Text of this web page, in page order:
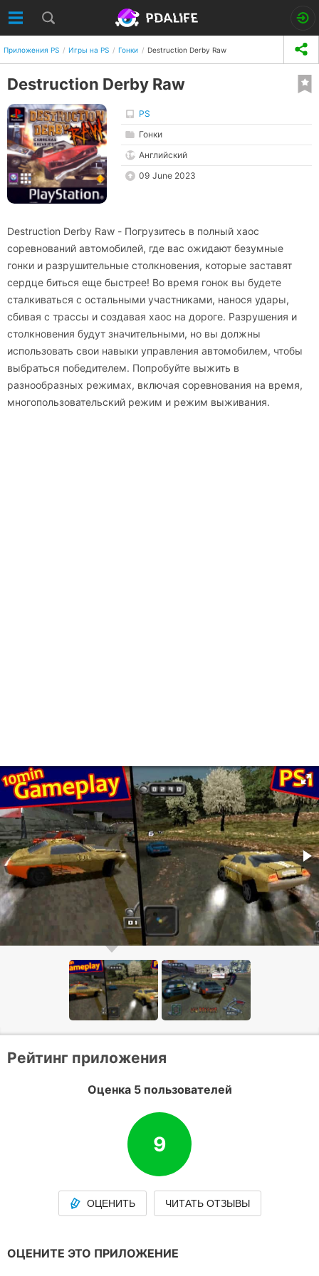
Приложения PS Игры на PS Гонки Destruction Derby Raw
Destruction Derby Raw
PS
Гонки
Английский
09 June 2023
Destruction Derby Raw - Погрузитесь в полный хаос
соревнований автомобилей, где вас ожидают безумные
гонки и разрушительные столкновения, которые заставят
сердце биться еще быстрее! Во время гонок вы будете
сталкиваться с остальными участниками, нанося удары,
сбивая с трассы и создавая хаос на дороге. Разрушения и
столкновения будут значительными, но вы должны
использовать свои навыки управления автомобилем, чтобы
выбраться победителем. Попробуйте выжить в
разнообразных режимах, включая соревнования на время,
многопользовательский режим и режим выживания.
Рейтинг приложения
Оценка 5 пользователей
9
ОЦЕНИТЬ ЧИТАТЬ ОТЗЫВЫ
ОЦЕНИТЕ ЭТО ПРИЛОЖЕНИЕ